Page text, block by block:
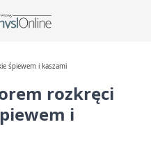
śpiewem i kaszami
rozkręci
i